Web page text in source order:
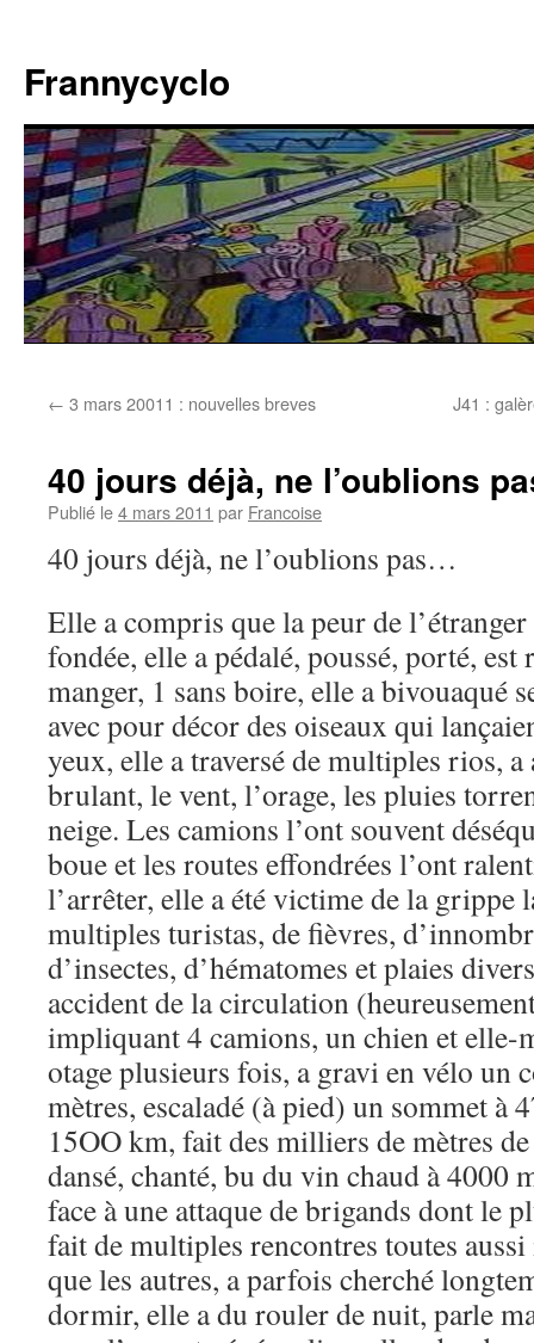
contenu
Frannycyclo
← 3 mars 20011 : nouvelles breves J41 :
40 jours déjà, ne l’oublions
Publié le4 mars 2011 par Francoise
40 jours déjà, ne l’oublions pas…
Elle a compris que la peur de
fondée, elle a pédalé, poussé, porté, est
manger, 1 sans boire, elle a bivouaqué
avec pour décor des oiseaux qui
yeux, elle a traversé de multiples rios,
brulant, le vent, l’orage, les pluies
neige. Les camions l’ont souvent
boue et les routes effondrées l’ont
l’arrêter, elle a été victime de la grippe
multiples turistas, de fièvres,
d’insectes, d’hématomes et plaies
accident de la circulation
impliquant 4 camions, un chien et elle-
otage plusieurs fois, a gravi en vélo un
mètres, escaladé (à pied) un sommet à
15OO km, fait des milliers de mètres
dansé, chanté, bu du vin chaud à 4000
face à une attaque de brigands dont le
fait de multiples rencontres toutes
que les autres, a parfois cherché
dormir, elle a du rouler de nuit, parle